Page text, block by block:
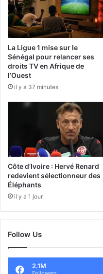
La Ligue 1 mise sur le
Sénégal pour relancer ses
droits TV en Afrique de
l’Ouest
il y a 37 minutes
Côte d’Ivoire : Hervé Renard
redevient sélectionneur des
Éléphants
il y a 1 jour
Follow Us
2.1M